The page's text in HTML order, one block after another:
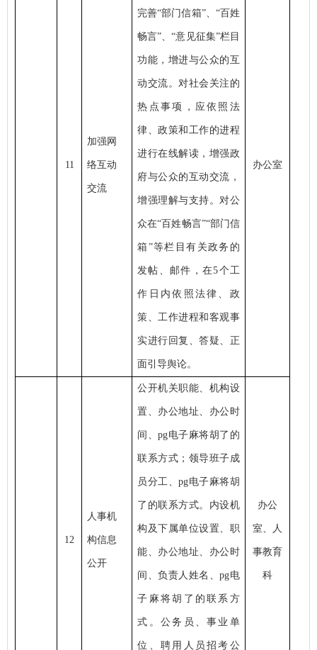
11
加强网
络互动
交流
完善“部门信箱”、“百姓
畅言”、“意见征集”栏目
功能，增进与公众的互
动交流。对社会关注的
热点事项，应依照法
律、政策和工作的进程
进行在线解读，增强政
府与公众的互动交流，
增强理解与支持。对公
众在“百姓畅言”“部门信
箱”等栏目有关政务的
发帖、邮件，在5个工
作日内依照法律、政
策、工作进程和客观事
实进行回复、答疑、正
面引导舆论。
办公室
12
人事机
构信息
公开
公开机关职能、机构设
置、办公地址、办公时
间、pg电子麻将胡了的
联系方式；领导班子成
员分工、pg电子麻将胡
了的联系方式。内设机
构及下属单位设置、职
能、办公地址、办公时
间、负责人姓名、pg电
子麻将胡了的联系方
式。公务员、事业单
位、聘用人员招考公
办公
室、人
事教育
科